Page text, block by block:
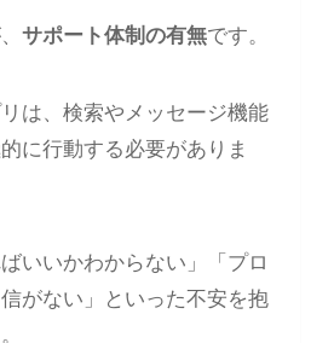
サポート体制の有無です。
は、検索やメッセージ機能
に行動する必要がありま
いいかわからない」「プロ
がない」といった不安を抱